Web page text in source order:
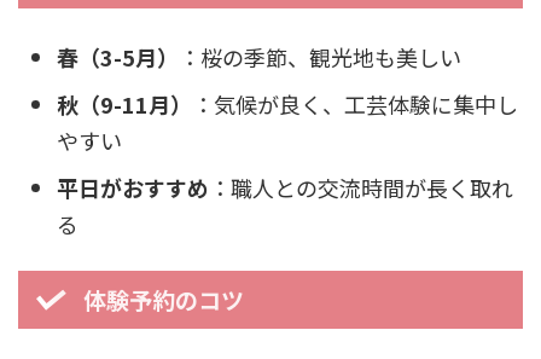
春（3-5月）
：桜の季節、観光地も美しい
秋（9-11月）
：気候が良く、工芸体験に集中し
やすい
平日がおすすめ ：職人との交流時間が長く取れ
る
体験予約のコツ